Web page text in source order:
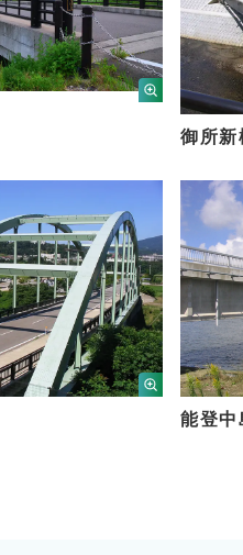
御所新
能登